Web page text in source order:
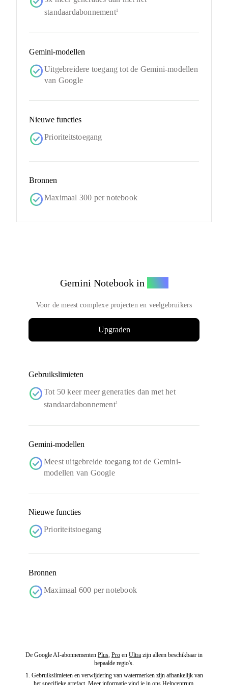
standaardabonnement1
Gemini-modellen
check_circleUitgebreidere toegang tot de Gemini-modellen
van Google
Nieuwe functies
check_circlePrioriteitstoegang
Bronnen
check_circleMaximaal 300 per notebook
Gemini Notebook in
Voor de meest complexe projecten en veelgebruikers
Upgraden
Gebruikslimieten
check_circleTot 50 keer meer generaties dan met het
standaardabonnement1
Gemini-modellen
check_circleMeest uitgebreide toegang tot de Gemini-
modellen van Google
Nieuwe functies
check_circlePrioriteitstoegang
Bronnen
check_circleMaximaal 600 per notebook
De Google AI-abonnementen Plus Pro en Ultra zijn alleen beschikbaar in
bepaalde regio's.
1. Gebruikslimieten en verwijdering van watermerken zijn afhankelijk van
het specifieke artefact. Meer informatie vind je in ons Helpcentrum.